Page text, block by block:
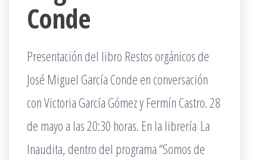
Conde
Presentación del libro Restos orgánicos de
José Miguel García Conde en conversación
con Victoria García Gómez y Fermín Castro. 28
de mayo a las 20:30 horas. En la librería La
Inaudita, dentro del programa “Somos de